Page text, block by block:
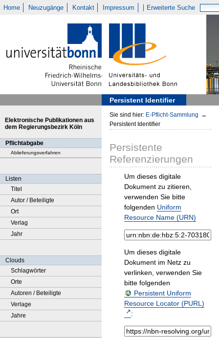
Home Neuzugänge Kontakt Impressum Erweiterte Suche
Persistent Identifier
Elektronische Publikationen aus
dem Regierungsbezirk Köln
Pflichtabgabe
Ablieferungsverfahren
Listen
Titel
Autor / Beteiligte
Ort
Verlag
Jahr
Clouds
Schlagwörter
Orte
Autoren / Beteiligte
Verlage
Jahre
Sie sind hier: E-Pflicht-Sammlung →
Persistent Identifier
Persistente
Referenzierungen
Um dieses digitale
Dokument zu zitieren,
verwenden Sie bitte
folgenden Uniform
Resource Name (URN)
Um dieses digitale
Dokument im Netz zu
verlinken, verwenden Sie
bitte folgenden
Persistent Uniform
Resource Locator (PURL)
: